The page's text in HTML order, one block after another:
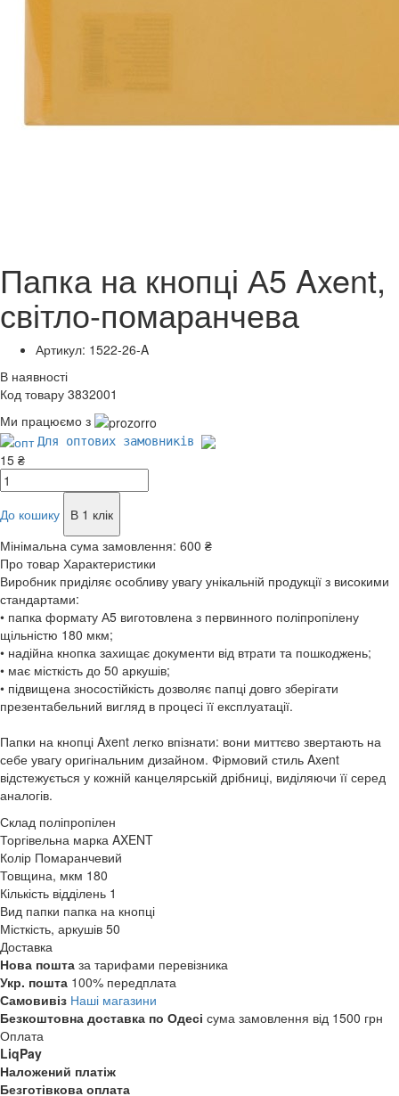
Папка на кнопці А5 Axent,
світло-помаранчева
Артикул: 1522-26-A
В наявності
Код товару 3832001
Ми працюємо з
Для оптових замовників
15 ₴
До кошику
В 1 клік
Мінімальна сума замовлення: 600 ₴
Про товар Характеристики
Виробник приділяє особливу увагу унікальній продукції з високими
стандартами:
• папка формату А5 виготовлена з первинного поліпропілену
щільністю 180 мкм;
• надійна кнопка захищає документи від втрати та пошкоджень;
• має місткість до 50 аркушів;
• підвищена зносостійкість дозволяє папці довго зберігати
презентабельний вигляд в процесі її експлуатації.
Папки на кнопці Axent легко впізнати: вони миттєво звертають на
себе увагу оригінальним дизайном. Фірмовий стиль Axent
відстежується у кожній канцелярській дрібниці, виділяючи її серед
аналогів.
Склад поліпропілен
Торгівельна марка AXENT
Колір Помаранчевий
Товщина, мкм 180
Кількість відділень 1
Вид папки папка на кнопці
Місткість, аркушів 50
Доставка
Нова пошта за тарифами перевізника
Укр. пошта 100% передплата
Самовивіз Наші магазини
Безкоштовна доставка по Одесі сума замовлення від 1500 грн
Оплата
LiqPay
Наложений платіж
Безготівкова оплата